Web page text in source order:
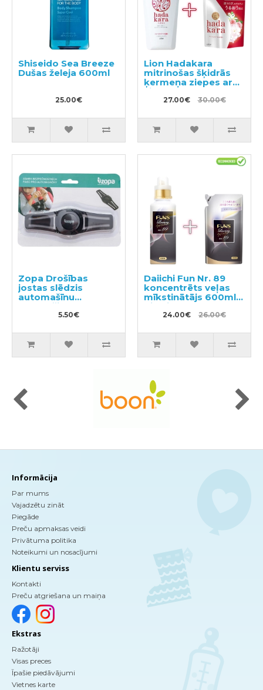
Shiseido Sea Breeze
Dušas želeja 600ml
25.00€
Lion Hadakara
mitrinošas šķidrās
ķermeņa ziepes ar
ziedu aromātu
500ml + pildviela
27.00€ 30.00€
Zopa Drošības
jostas slēdzis
automašīnu
sēdeklīšiem
5.50€
Daiichi Fun Nr. 89
koncentrēts veļas
mīkstinātājs 600ml +
pildviela 480ml
24.00€ 26.00€
Informācija
Par mums
Vajadzētu zināt
Piegāde
Preču apmaksas veidi
Privātuma politika
Noteikumi un nosacījumi
Klientu serviss
Kontakti
Preču atgriešana un maiņa
Ekstras
Ražotāji
Visas preces
Īpašie piedāvājumi
Vietnes karte